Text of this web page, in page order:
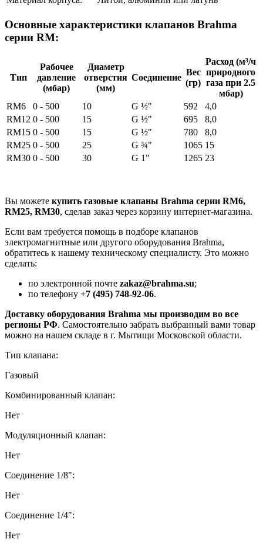
Основные характеристики клапанов Brahma
серии RM:
Тип
Рабочее
давление
(мбар)
Диаметр
отверстия
(мм)
Соединение
Вес
(гр)
Расход (м³/ч
природного
газа при 2.5
мбар)
RM6
0 - 500 10 G ½" 592
4,0
RM12 0 - 500 15 G ½" 695
8,0
RM15 0 - 500 15 G ½" 780
8,0
RM25 0 - 500 25 G ¾" 1065 15
RM30 0 - 500 30 G 1" 1265 23
Вы можете купить газовые клапаны Brahma серии RM6,
RM25, RM30, сделав заказ через корзину интернет-магазина.
Если вам требуется помощь в подборе клапанов
электромагнитные или другого оборудования Brahma,
обратитесь к нашему техническому специалисту. Это можно
сделать:
по электронной почте zakaz@brahma.su;
по телефону +7 (495) 748-92-06.
Доставку оборудования Brahma мы производим во все
регионы РФ. Самостоятельно забрать выбранный вами товар
можно на нашем складе в г. Мытищи Московской области.
Тип клапана:
Газовый
Комбинированный клапан:
Нет
Модуляционный клапан:
Нет
Соединение 1/8":
Нет
Соединение 1/4":
Нет